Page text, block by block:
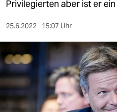
verlag
verlag
veranstaltungen
Privilegierten aber ist er
25.6.2022 15:07 Uhr